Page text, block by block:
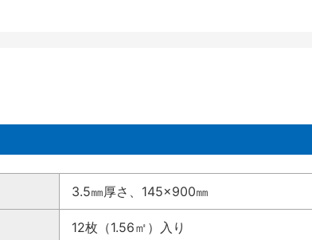
3.5㎜厚さ、145×900㎜
12枚（1.56㎡）入り